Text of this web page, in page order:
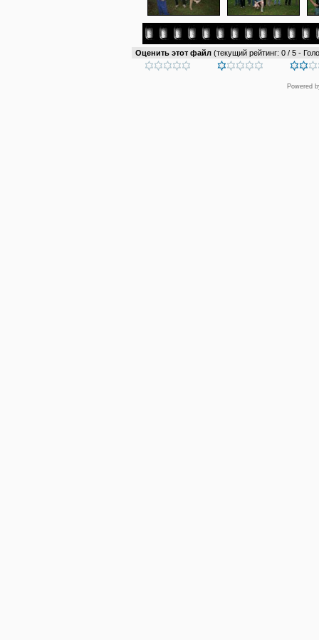
Оценить этот файл (текущий рейтинг: 0 / 5 -
Powered